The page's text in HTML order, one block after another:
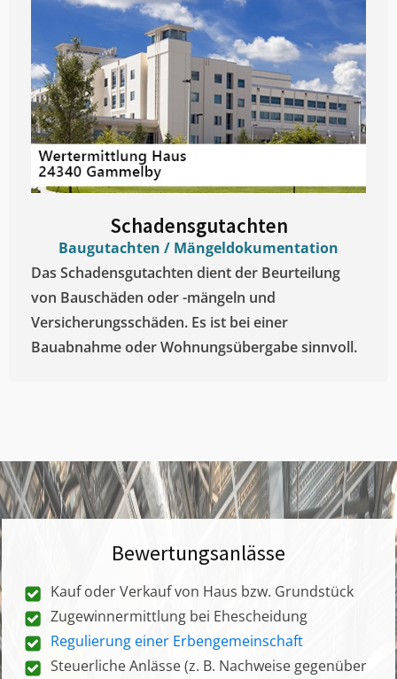
Schadensgutachten
Baugutachten / Mängeldokumentation
Das Schadensgutachten dient der Beurteilung
von Bauschäden oder -mängeln und
Versicherungsschäden. Es ist bei einer
Bauabnahme oder Wohnungsübergabe sinnvoll.
Bewertungsanlässe
Kauf oder Verkauf von Haus bzw. Grundstück
Zugewinnermittlung bei Ehescheidung
Regulierung einer Erbengemeinschaft
Steuerliche Anlässe (z. B. Nachweise gegenüber